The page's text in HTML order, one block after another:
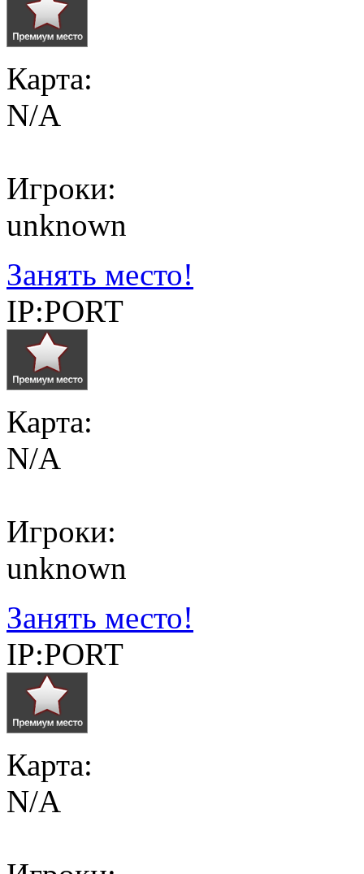
Карта:
N/A
Игроки:
unknown
Занять место!
IP:PORT
Карта:
N/A
Игроки:
unknown
Занять место!
IP:PORT
Карта:
N/A